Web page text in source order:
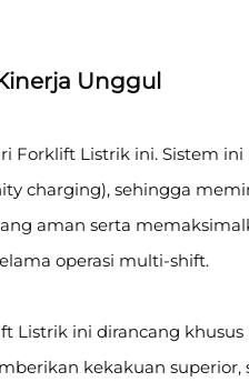
Unggul
Forklift Listrik ini. Sistem
charging), sehingga
aman serta
operasi multi-shift.
Listrik ini dirancang
kekakuan superior,